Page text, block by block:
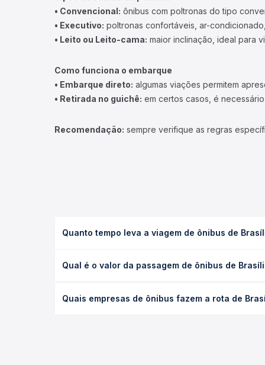
• Convencional: ônibus com poltronas do tipo
• Executivo: poltronas confortáveis, ar-
• Leito ou Leito-cama: maior inclinação, ideal para
Como funciona o embarque
• Embarque direto: algumas viações permitem
• Retirada no guichê: em certos casos, é
Recomendação: sempre verifique as regras
Quanto tempo leva a viagem de ônibus de
leito) e as condições de tráfego. Na Quero
Qual é o valor da passagem de ônibus de
antecedência da compra. Na Quero Passagem
Quais empresas de ônibus fazem a rota de